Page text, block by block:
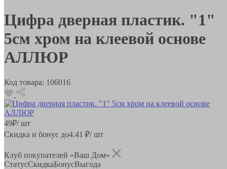
Цифра дверная пластик. "1"
5см хром на клеевой основе
АЛЛЮР
Код товара: 106016
49₽/ шт
Скидка и бонус до4.41 ₽/ шт
Клуб покупателей «Ваш Дом»
СтатусСкидкаБонусВыгода